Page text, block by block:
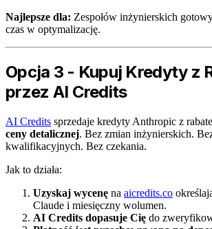
Najlepsze dla: Zespołów inżynierskich
czas w optymalizację.
Opcja 3 - Kupuj Kredyty z
przez AI Credits
AI Credits sprzedaje kredyty Anthropic z
ceny detalicznej. Bez zmian inżynierskich.
kwalifikacyjnych. Bez czekania.
Jak to działa:
Uzyskaj wycenę na aicredits.co
Claude i miesięczny wolumen.
AI Credits dopasuje Cię do